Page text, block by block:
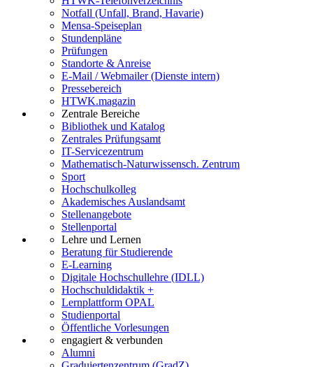
Notfall (Unfall, Brand, Havarie)
Mensa-Speiseplan
Stundenpläne
Prüfungen
Standorte & Anreise
E-Mail / Webmailer (Dienste intern)
Pressebereich
HTWK.magazin
Zentrale Bereiche
Bibliothek und Katalog
Zentrales Prüfungsamt
IT-Servicezentrum
Mathematisch-Naturwissensch. Zentrum
Sport
Hochschulkolleg
Akademisches Auslandsamt
Stellenangebote
Stellenportal
Lehre und Lernen
Beratung für Studierende
E-Learning
Digitale Hochschullehre (IDLL)
Hochschuldidaktik +
Lernplattform OPAL
Studienportal
Öffentliche Vorlesungen
engagiert & verbunden
Alumni